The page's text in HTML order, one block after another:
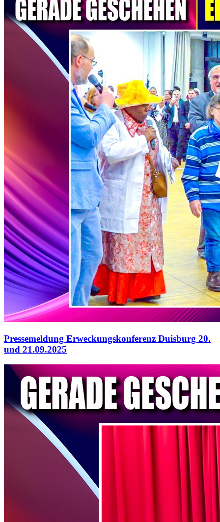
Pressemeldung Erweckungskonferenz Duisburg 20.
und 21.09.2025